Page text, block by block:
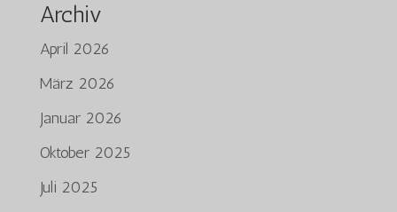
Archiv
April 2026
März 2026
Januar 2026
Oktober 2025
Juli 2025